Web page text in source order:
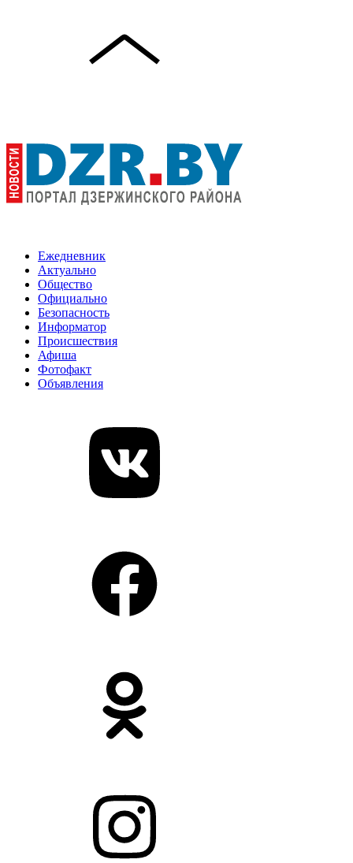
Ежедневник
Актуально
Общество
Официально
Безопасность
Информатор
Происшествия
Афиша
Фотофакт
Объявления